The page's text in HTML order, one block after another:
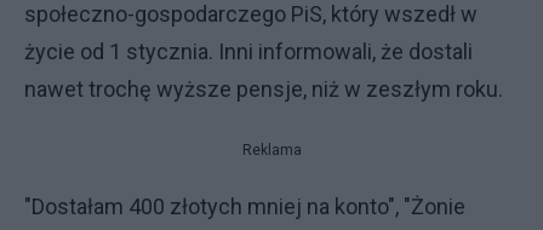
społeczno-gospodarczego PiS, który wszedł w
życie od 1 stycznia. Inni informowali, że dostali
nawet trochę wyższe pensje, niż w zeszłym roku.
Reklama
"Dostałam 400 złotych mniej na konto", "Żonie